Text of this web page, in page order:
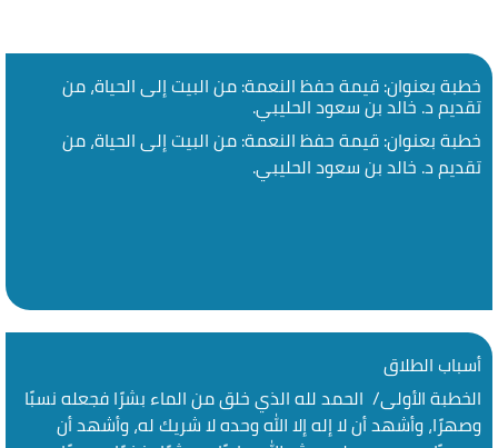
خطبة بعنوان: قيمة حفظ النعمة: من البيت إلى الحياة، من
تقديم د. خالد بن سعود الحليبي.
خطبة بعنوان: قيمة حفظ النعمة: من البيت إلى الحياة، من
تقديم د. خالد بن سعود الحليبي.
أسباب الطلاق
الخطبة الأولى/ الحمد لله الذي خلق من الماء بشرًا فجعله نسبًا
وصهرًا، وأشهد أن لا إله إلا الله وحده لا شريك له، وأشهد أن